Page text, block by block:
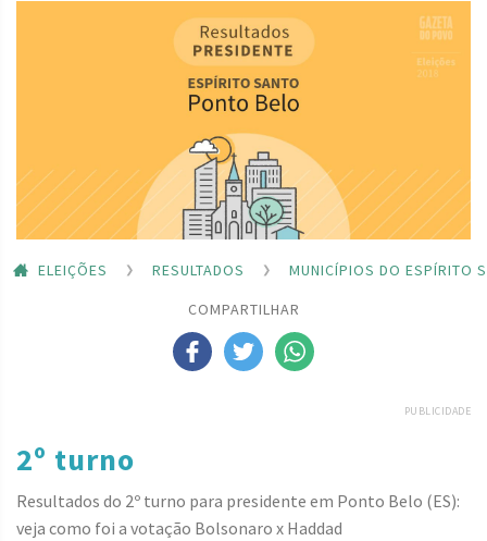
ELEIÇÕES RESULTADOS
MUNICÍPIOS DO ESPÍRITO
COMPARTILHAR
PUBLICIDADE
2º turno
Resultados do 2º turno para presidente em Ponto Belo (ES):
veja como foi a votação Bolsonaro x Haddad